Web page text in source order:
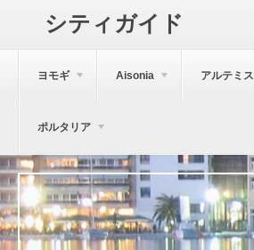
シティガイド
ヨモギ Aisonia アルテミス
ポルタリア